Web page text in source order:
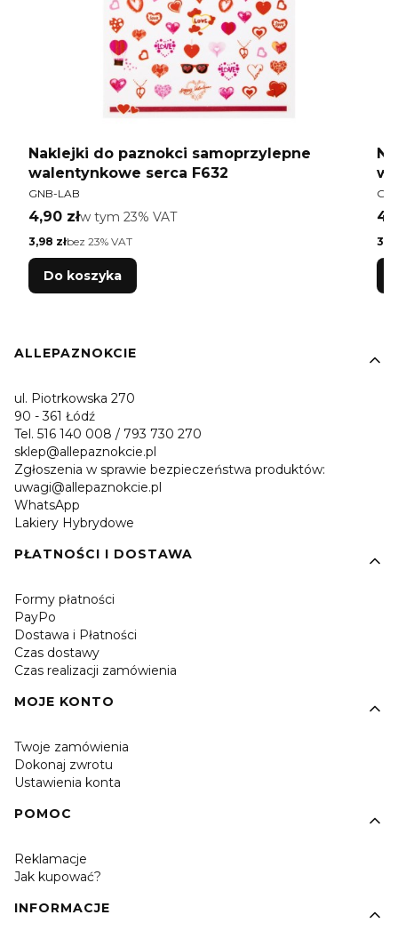
Naklejki do paznokci samoprzylepne
walentynkowe serca F632
PRODUCENT
GNB-LAB
Cena brutto
4,90 złw tym %s VAT
w tym 23% VAT
Cena netto
3,98 złbez 23% VAT
Do koszyka
Linki w stopce
ALLEPAZNOKCIE
ul. Piotrkowska 270
90 - 361 Łódź
Tel. 516 140 008 / 793 730 270
sklep@allepaznokcie.pl
Zgłoszenia w sprawie bezpieczeństwa produktów:
uwagi@allepaznokcie.pl
WhatsApp
Lakiery Hybrydowe
PŁATNOŚCI I DOSTAWA
Formy płatności
PayPo
Dostawa i Płatności
Czas dostawy
Czas realizacji zamówienia
MOJE KONTO
Twoje zamówienia
Dokonaj zwrotu
Ustawienia konta
POMOC
Reklamacje
Jak kupować?
INFORMACJE